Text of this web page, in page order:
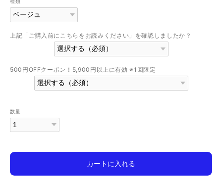
上記「ご購入前にこちらをお読みください」を確認しましたか？
500円OFFクーポン！5,900円以上に有効 ※1回限定
数量
カートに入れる